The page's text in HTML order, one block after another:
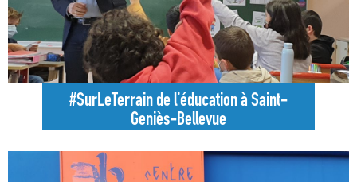
#SurLeTerrain de l’éducation à Saint-
Geniès-Bellevue